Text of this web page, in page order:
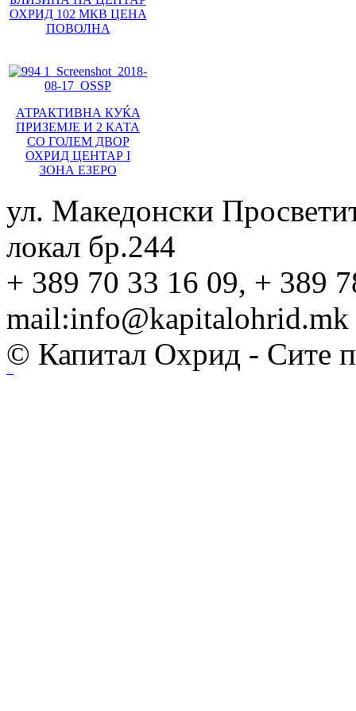
ОХРИД 102 МКВ ЦЕНА
ПОВОЛНА
АТРАКТИВНА КУЌА
ПРИЗЕМЈЕ И 2 КАТА
СО ГОЛЕМ ДВОР
ОХРИД ЦЕНТАР I
ЗОНА ЕЗЕРО
ул. Македонски
локал бр.244
+ 389 70 33 16 09, + 389
mail:info@kapitalohrid.mk
© Капитал Охрид - Сите
Ihost.mk